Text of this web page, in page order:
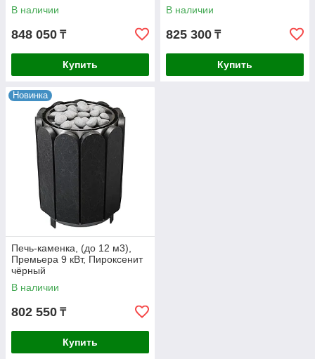
В наличии
848 050 ₸
Купить
В наличии
825 300 ₸
Купить
Новинка
Печь-каменка, (до 12 м3),
Премьера 9 кВт, Пироксенит
чёрный
В наличии
802 550 ₸
Купить